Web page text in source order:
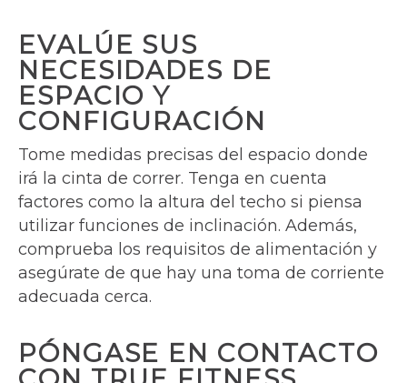
EVALÚE SUS
NECESIDADES DE
ESPACIO Y
CONFIGURACIÓN
Tome medidas precisas del espacio donde
irá la cinta de correr. Tenga en cuenta
factores como la altura del techo si piensa
utilizar funciones de inclinación. Además,
comprueba los requisitos de alimentación y
asegúrate de que hay una toma de corriente
adecuada cerca.
PÓNGASE EN CONTACTO